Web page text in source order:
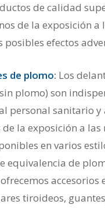
de calidad
de la exposición a
efectos
de plomo: Los
plomo) son
personal sanitario y
de la exposición a las
en varios
equivalencia de
accesorios
tiroideos,